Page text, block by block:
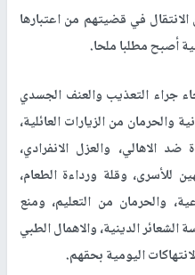
في قضيتهم من اعتبارها
أصبح مطلبا ملحا.
جراء التعذيب والعنف الجسدي
والحرمان من الزيارات العائلية،
الاهالي، والعزل الانفرادي،
للأسرى، وقلة ورداءة الطعام،
والحرمان من التعليم، ومنع
الدينية، والاهمال الطبي
اليومية بحقهم.